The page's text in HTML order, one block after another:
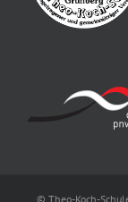
© Theo-Koch-